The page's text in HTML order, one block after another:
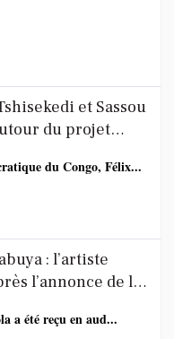
et Sassou
du projet
du Congo, Félix...
: l’artiste
l’annonce de la
a été reçu en aud...